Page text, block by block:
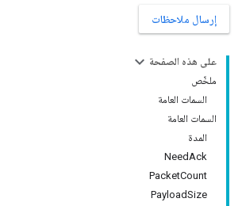
إرسال ملاحظات
على هذه الصفحة
ملخّص
السمات العامة
السمات العامة
المدة
NeedAck
PacketCount
PayloadSize